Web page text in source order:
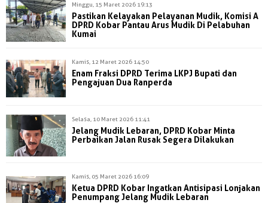
Minggu, 15 Maret 2026 19:13
Pastikan Kelayakan Pelayanan Mudik, Komisi A
DPRD Kobar Pantau Arus Mudik Di Pelabuhan
Kumai
Kamis, 12 Maret 2026 14:50
Enam Fraksi DPRD Terima LKPJ Bupati dan
Pengajuan Dua Ranperda
Selasa, 10 Maret 2026 11:41
Jelang Mudik Lebaran, DPRD Kobar Minta
Perbaikan Jalan Rusak Segera Dilakukan
Kamis, 05 Maret 2026 16:09
Ketua DPRD Kobar Ingatkan Antisipasi Lonjakan
Penumpang Jelang Mudik Lebaran